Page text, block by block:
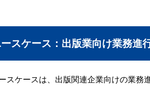
スケース：出版業向け業務進
スケースは、出版関連企業向けの業務